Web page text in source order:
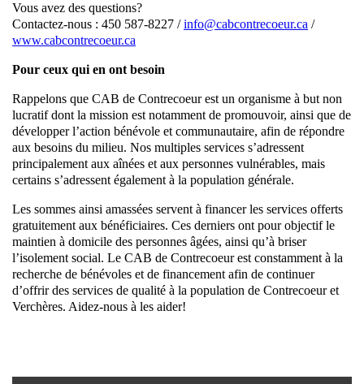
Vous avez des questions?
Contactez-nous : 450 587-8227 /info@cabcontrecoeur.ca /
www.cabcontrecoeur.ca
Pour ceux qui en ont besoin
Rappelons que CAB de Contrecoeur est un organisme à but non
lucratif dont la mission est notamment de promouvoir, ainsi que de
développer l’action bénévole et communautaire, afin de répondre
aux besoins du milieu. Nos multiples services s’adressent
principalement aux aînées et aux personnes vulnérables, mais
certains s’adressent également à la population générale.
Les sommes ainsi amassées servent à financer les services offerts
gratuitement aux bénéficiaires. Ces derniers ont pour objectif le
maintien à domicile des personnes âgées, ainsi qu’à briser
l’isolement social. Le CAB de Contrecoeur est constamment à la
recherche de bénévoles et de financement afin de continuer
d’offrir des services de qualité à la population de Contrecoeur et
Verchères. Aidez-nous à les aider!